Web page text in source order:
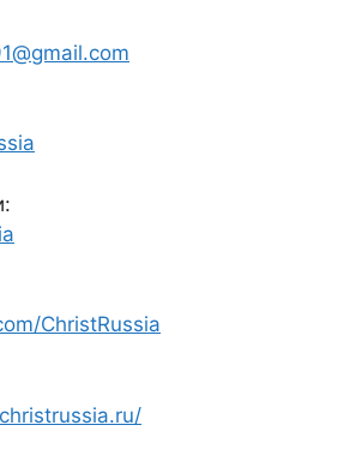
ChristRussia